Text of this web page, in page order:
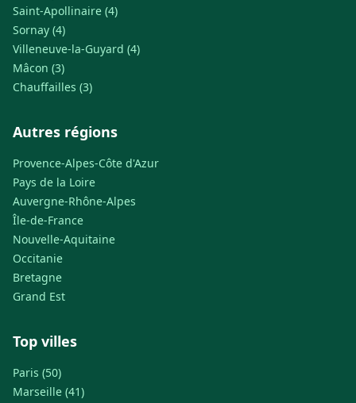
Saint-Apollinaire (4)
Sornay (4)
Villeneuve-la-Guyard (4)
Mâcon (3)
Chauffailles (3)
Autres régions
Provence-Alpes-Côte d'Azur
Pays de la Loire
Auvergne-Rhône-Alpes
Île-de-France
Nouvelle-Aquitaine
Occitanie
Bretagne
Grand Est
Top villes
Paris (50)
Marseille (41)